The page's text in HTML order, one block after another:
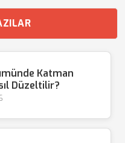
Katman
Düzeltilir?